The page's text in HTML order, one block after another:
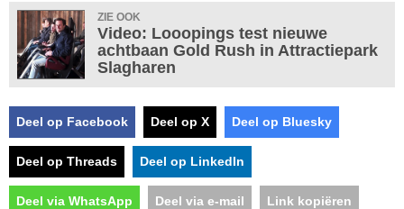
ZIE OOK
Video: Looopings test nieuwe
achtbaan Gold Rush in Attractiepark
Slagharen
Deel op Facebook Deel op X Deel op Bluesky
Deel op Threads Deel op LinkedIn
Deel via WhatsApp Deel via e-mail Link kopiëren